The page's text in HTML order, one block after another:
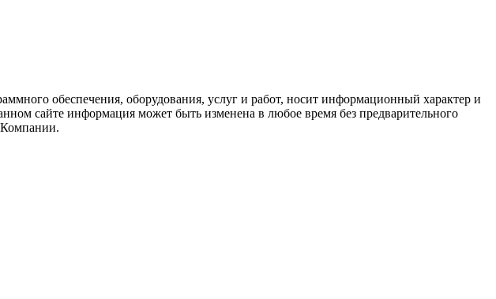
обеспечения, оборудования, услуг и работ, носит информационный характер и
сайте информация может быть изменена в любое время без предварительного
Компании.